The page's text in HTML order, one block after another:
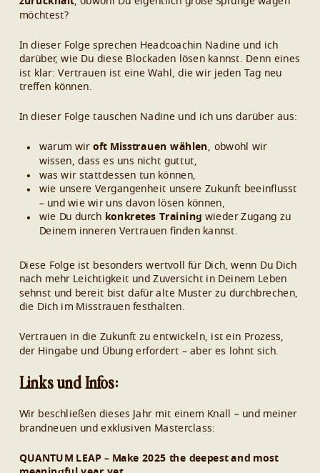
möchtest?
In dieser Folge sprechen Headcoachin Nadine und ich
darüber, wie Du diese Blockaden lösen kannst. Denn eines
ist klar: Vertrauen ist eine Wahl, die wir jeden Tag neu
treffen können.
In dieser Folge tauschen Nadine und ich uns darüber aus:
warum wiroft Misstrauen wählen, obwohl wir
wissen, dass es uns nicht guttut,
was wir stattdessen tun können,
wie unsere Vergangenheit unsere Zukunft beeinflusst
– und wie wir uns davon lösen können,
wie Du durch konkretes Training wieder Zugang zu
Deinem inneren Vertrauen finden kannst.
Diese Folge ist besonders wertvoll für Dich, wenn Du Dich
nach mehr Leichtigkeit und Zuversicht in Deinem Leben
sehnst und bereit bist dafür alte Muster zu durchbrechen,
die Dich im Misstrauen festhalten.
Vertrauen in die Zukunft zu entwickeln, ist ein Prozess,
der Hingabe und Übung erfordert – aber es lohnt sich.
Links und Infos:
Wir beschließen dieses Jahr mit einem Knall – und meiner
brandneuen und exklusiven Masterclass:
QUANTUM LEAP – Make 2025 the deepest and most